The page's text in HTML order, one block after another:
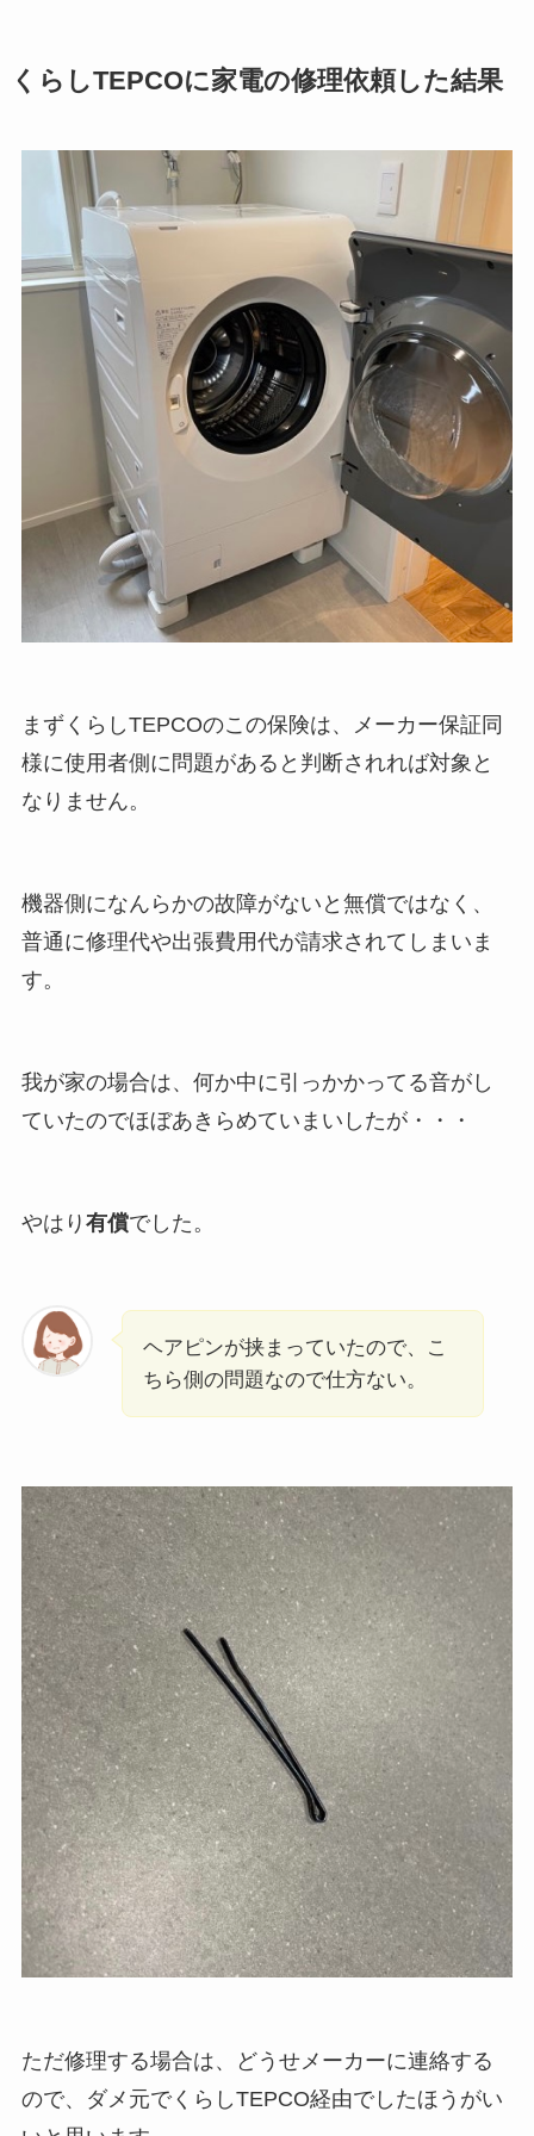
くらしTEPCOに家電の修理依頼した結果
まずくらしTEPCOのこの保険は、メーカー保証同
様に使用者側に問題があると判断されれば対象と
なりません。
機器側になんらかの故障がないと無償ではなく、
普通に修理代や出張費用代が請求されてしまいま
す。
我が家の場合は、何か中に引っかかってる音がし
ていたのでほぼあきらめていまいしたが・・・
やはり 有償でした。
ヘアピンが挟まっていたので、こ
ちら側の問題なので仕方ない。
ただ修理する場合は、どうせメーカーに連絡する
ので、ダメ元でくらしTEPCO経由でしたほうがい